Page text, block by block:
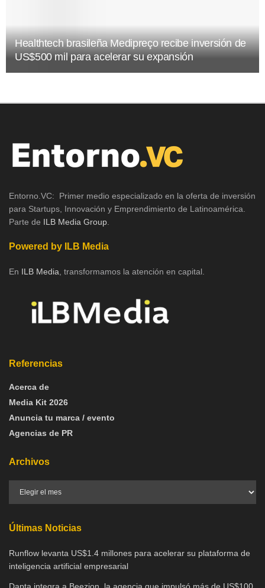
Healthtech brasileña Medipreço recibe inversión de
US$500 mil para acelerar su expansión
Entorno.VC: Primer medio especializado en la oferta de inversión
para Startups, Innovación y Emprendimiento de Latinoamérica.
Parte de ILB Media Group
Powered by ILB Media
En ILB Media , transformamos la atención en capital.
Referencias
Acerca de
Media Kit 2026
Anuncia tu marca / evento
Agencias de PR
Archivos
Últimas Noticias
Runflow levanta US$1.4 millones para acelerar su plataforma de
inteligencia artificial empresarial